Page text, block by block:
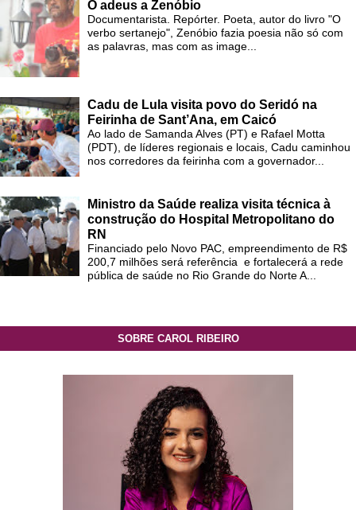
O adeus a Zenóbio
Documentarista. Repórter. Poeta, autor do livro "O
verbo sertanejo", Zenóbio fazia poesia não só com
as palavras, mas com as image...
Cadu de Lula visita povo do Seridó na
Feirinha de Sant’Ana, em Caicó
Ao lado de Samanda Alves (PT) e Rafael Motta
(PDT), de líderes regionais e locais, Cadu caminhou
nos corredores da feirinha com a governador...
Ministro da Saúde realiza visita técnica à
construção do Hospital Metropolitano do
RN
Financiado pelo Novo PAC, empreendimento de R$
200,7 milhões será referência e fortalecerá a rede
pública de saúde no Rio Grande do Norte A...
SOBRE CAROL RIBEIRO